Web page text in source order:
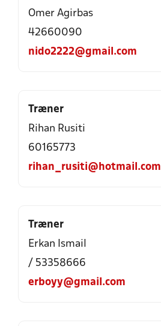
Omer Agirbas
42660090
nido2222@gmail.com
Træner
Rihan Rusiti
60165773
rihan_rusiti@hotmail.com
Træner
Erkan Ismail
/ 53358666
erboyy@gmail.com